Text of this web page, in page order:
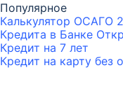
Популярное
Калькулятор ОСАГО
Кредита в Банке
Кредит на 7 лет
Кредит на карту без